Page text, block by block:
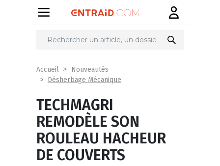
Partager
Accueil
Nouveautés
Désherbage Mécanique
TECHMAGRI
REMODÈLE SON
ROULEAU HACHEUR
DE COUVERTS